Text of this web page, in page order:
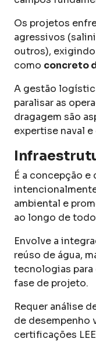
Os projetos
agressivos
outros),
como concreto
A gestão
paralisar as
dragagem são
expertise naval
É a concepção
ambiental e
ao longo de
Envolve a
reúso de água,
tecnologias para
fase de projeto.
Requer análise
de desempenho
certificações